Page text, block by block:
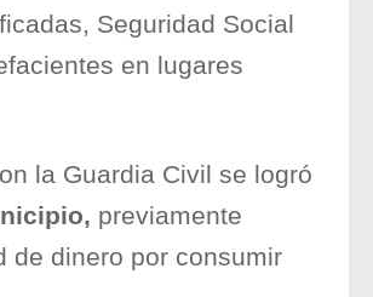
Seguridad Social
en lugares
la Guardia Civil se logró
previamente
de dinero por consumir